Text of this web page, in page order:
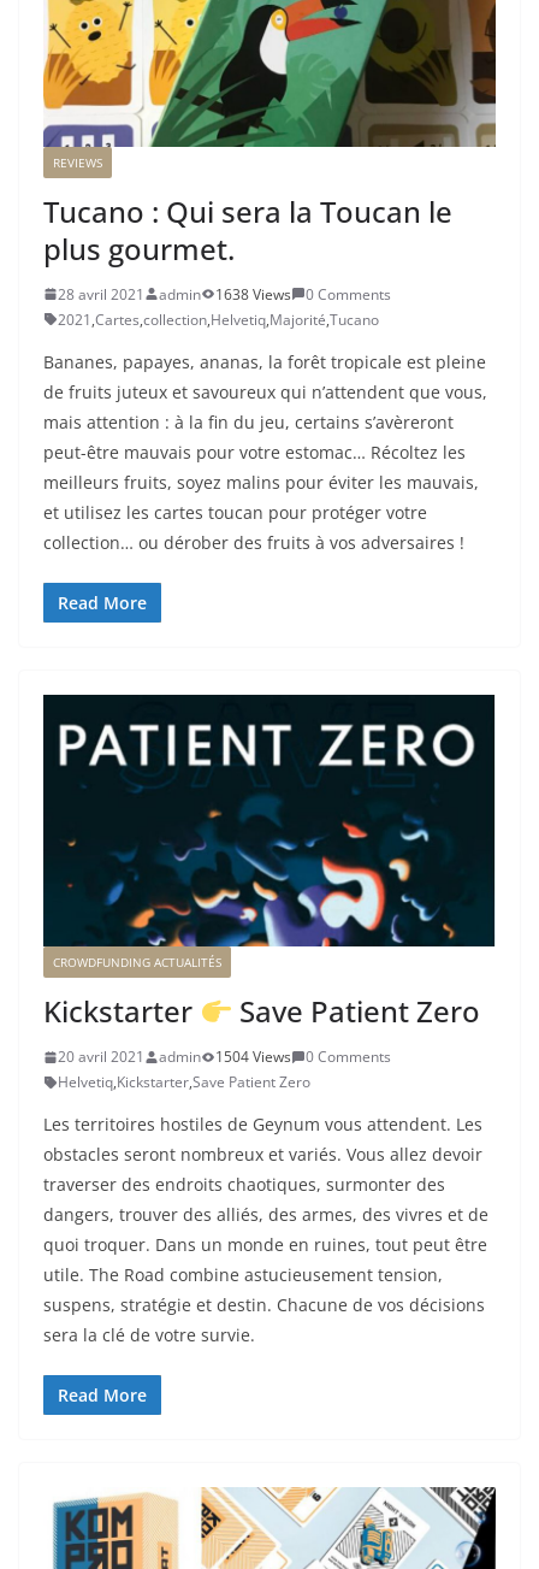
REVIEWS
Tucano : Qui sera la Toucan le
plus gourmet.
28 avril 2021 admin 1638 Views
0 Comments
2021,Cartes,collection,Helvetiq,Majorité,Tucano
Bananes, papayes, ananas, la forêt tropicale est pleine
de fruits juteux et savoureux qui n’attendent que vous,
mais attention : à la fin du jeu, certains s’avèreront
peut-être mauvais pour votre estomac… Récoltez les
meilleurs fruits, soyez malins pour éviter les mauvais,
et utilisez les cartes toucan pour protéger votre
collection… ou dérober des fruits à vos adversaires !
Read More
CROWDFUNDING ACTUALITÉS
Kickstarter Save Patient Zero
20 avril 2021 admin 1504 Views
0 Comments
Helvetiq,Kickstarter,Save Patient Zero
Les territoires hostiles de Geynum vous attendent. Les
obstacles seront nombreux et variés. Vous allez devoir
traverser des endroits chaotiques, surmonter des
dangers, trouver des alliés, des armes, des vivres et de
quoi troquer. Dans un monde en ruines, tout peut être
utile. The Road combine astucieusement tension,
suspens, stratégie et destin. Chacune de vos décisions
sera la clé de votre survie.
Read More